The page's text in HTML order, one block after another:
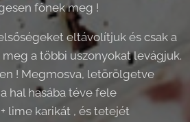
főnek meg !
eltávolítjuk és csak a
a többi uszonyokat levágjuk.
! Megmosva, letörölgetve
hal hasába téve fele
lime karikát , és tetejét